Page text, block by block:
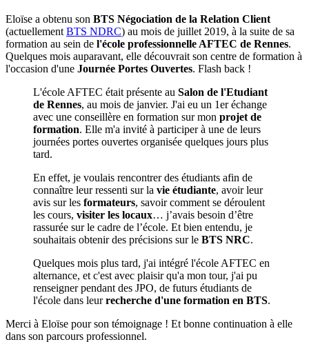
Eloïse a obtenu son BTS Négociation de la Relation Client
(actuellement BTS NDRC) au mois de juillet 2019, à la suite de sa
formation au sein de l'école professionnelle AFTEC de Rennes.
Quelques mois auparavant, elle découvrait son centre de formation à
l'occasion d'une Journée Portes Ouvertes. Flash back !
L'école AFTEC était présente au Salon de l'Etudiant
de Rennes, au mois de janvier. J'ai eu un 1er échange
avec une conseillère en formation sur mon projet de
formation. Elle m'a invité à participer à une de leurs
journées portes ouvertes organisée quelques jours plus
tard.
En effet, je voulais rencontrer des étudiants afin de
connaître leur ressenti sur la vie étudiante, avoir leur
avis sur les formateurs, savoir comment se déroulent
les cours, visiter les locaux… j’avais besoin d’être
rassurée sur le cadre de l’école. Et bien entendu, je
souhaitais obtenir des précisions sur le BTS NRC.
Quelques mois plus tard, j'ai intégré l'école AFTEC en
alternance, et c'est avec plaisir qu'a mon tour, j'ai pu
renseigner pendant des JPO, de futurs étudiants de
l'école dans leurrecherche d'une formation en BTS.
Merci à Eloïse pour son témoignage ! Et bonne continuation à elle
dans son parcours professionnel.